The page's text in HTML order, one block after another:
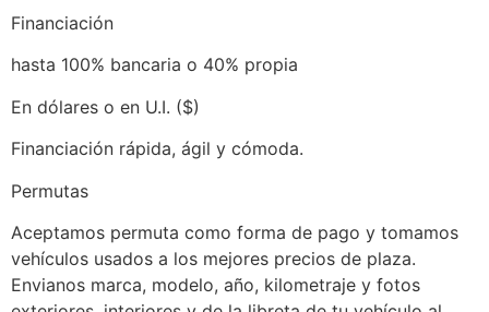
Financiación
hasta 100% bancaria o 40% propia
En dólares o en U.I. ($)
Financiación rápida, ágil y cómoda.
Permutas
Aceptamos permuta como forma de pago y tomamos
vehículos usados a los mejores precios de plaza.
Envianos marca, modelo, año, kilometraje y fotos